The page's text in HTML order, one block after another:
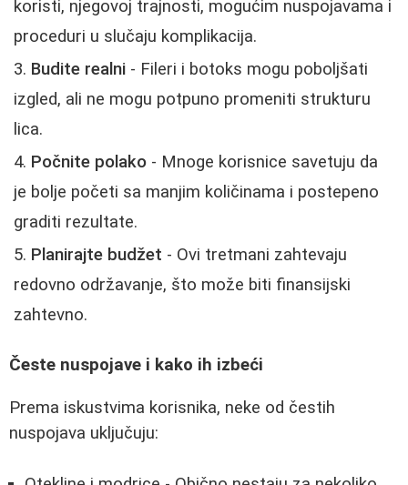
koristi, njegovoj trajnosti, mogućim nuspojavama i
proceduri u slučaju komplikacija.
Budite realni - Fileri i botoks mogu poboljšati
izgled, ali ne mogu potpuno promeniti strukturu
lica.
Počnite polako - Mnoge korisnice savetuju da
je bolje početi sa manjim količinama i postepeno
graditi rezultate.
Planirajte budžet - Ovi tretmani zahtevaju
redovno održavanje, što može biti finansijski
zahtevno.
Česte nuspojave i kako ih izbeći
Prema iskustvima korisnika, neke od čestih
nuspojava uključuju: